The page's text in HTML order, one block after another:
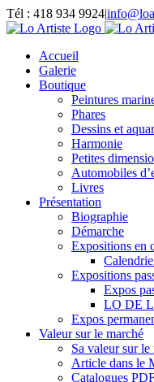
Passer
au
Tél : 418 934 9924|
Facebook
Instagram
Email
Pinterest
YouTube
Accueil
Galerie
Boutique
Peintures
Phares
Dessins et
Harmonie
Petites
Automobiles
Livres
Présentation
Biographie
Démarche
Expositions en
Expositions
Expos
LO DE
Expos
Valeur sur le marché
Sa valeur sur le
Article dans le
Catalogues